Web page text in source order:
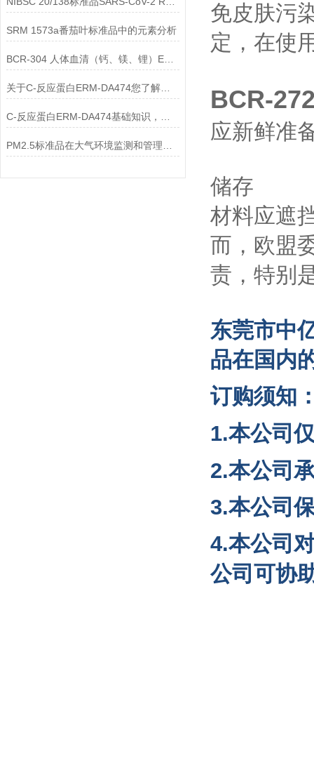
SRM 1573a番茄叶标准品中的元素分析
BCR-304 人体血清（钙、镁、锂）ERM标准品
关于C-反应蛋白ERM-DA474您了解多少？
免皮肤污
定，在使
BCR-
应新鲜准
储存
材料应遮
而，欧盟
责，特别
东莞市中
品在国内
订购须知
1.本公司
2.本公司
3.本公司
4.本公司
公司可协